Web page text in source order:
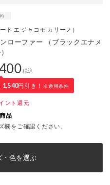
ード エ ジャコモ カリーノ）
ローファー （ブラックエナメ
税込
1,540円引き！ ※適用条件
ント還元
品
欄をご確認ください。
・色を選ぶ